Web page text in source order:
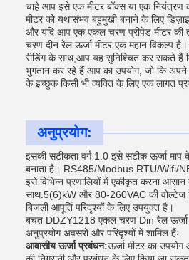
चाहे आप इसे एक मीटर बॉक्स या एक नियंत्रण
मीटर को यथासंभव बहुमुखी बनाने के लिए
और यदि आप एक एकल चरण प्रीपेड मीटर की
चरण दीन रेल ऊर्जा मीटर एक महान विकल्प
रीडिंग के साथ,आप यह सुनिश्चित कर सकते हैं
भुगतान कर रहे हैं आप का उपयोग, जो कि अपने
के इच्छुक किसी भी व्यक्ति के लिए एक लागत
अनुप्रयोग:
इसकी सटीकता वर्ग 1.0 इसे सटीक ऊर्जा
बनाता है। RS485/Modbus RTU/Wifi/
इसे विभिन्न प्रणालियों में एकीकृत करना
साथ.5(6)kW और 80-260VAC की वोल्टेज
बिजली आपूर्ति परिदृश्यों के लिए उपयुक्त है।
बचत DDZY1218 एकल चरण Din रेल ऊर्जा
अनुप्रयोग अवसरों और परिदृश्यों में शामिल हैंः
आवासीय ऊर्जा प्रबंधन:ऊर्जा मीटर का